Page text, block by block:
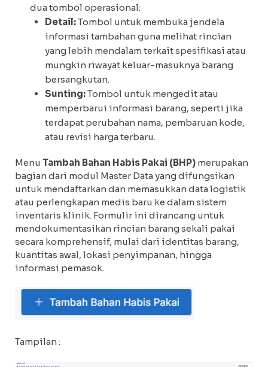
dua tombol operasional:
Detail:Tombol untuk membuka jendela
informasi tambahan guna melihat rincian
yang lebih mendalam terkait spesifikasi atau
mungkin riwayat keluar-masuknya barang
bersangkutan.
Sunting:Tombol untuk mengedit atau
memperbarui informasi barang, seperti jika
terdapat perubahan nama, pembaruan kode,
atau revisi harga terbaru.
Menu Tambah Bahan Habis Pakai (BHP) merupakan
bagian dari modul Master Data yang difungsikan
untuk mendaftarkan dan memasukkan data logistik
atau perlengkapan medis baru ke dalam sistem
inventaris klinik. Formulir ini dirancang untuk
mendokumentasikan rincian barang sekali pakai
secara komprehensif, mulai dari identitas barang,
kuantitas awal, lokasi penyimpanan, hingga
informasi pemasok.
Tampilan :